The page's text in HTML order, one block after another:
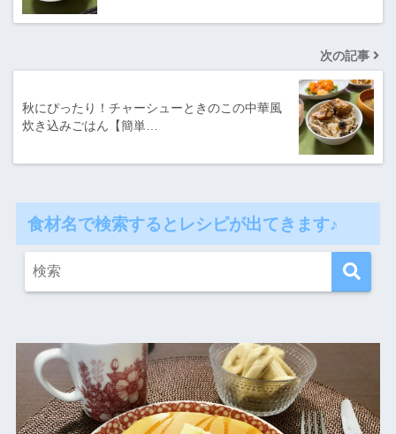
次の記事
秋にぴったり！チャーシューときのこの中華風
炊き込みごはん【簡単…
食材名で検索するとレシピが出てきます♪